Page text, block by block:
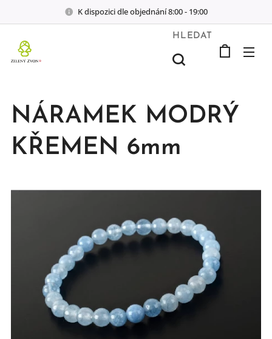
K dispozici dle objednání 8:00 - 19:00
HLEDAT
NÁRAMEK MODRÝ
KŘEMEN 6mm